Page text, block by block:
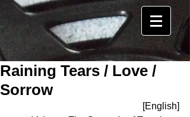
Raining Tears / Love /
Sorrow
[English]